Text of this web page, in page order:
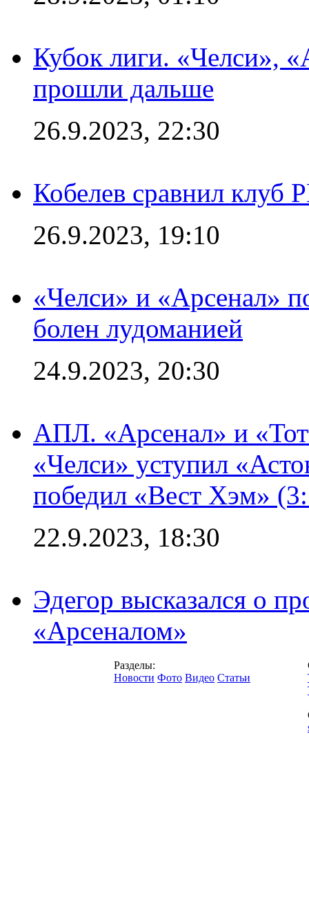
Кубок лиги. «Челси»,
прошли дальше
26.9.2023, 22:30
Кобелев сравнил клуб
26.9.2023, 19:10
«Челси» и «Арсенал»
болен лудоманией
24.9.2023, 20:30
АПЛ. «Арсенал» и
«Челси» уступил
победил «Вест Хэм»
22.9.2023, 18:30
Эдегор высказался о
«Арсеналом»
Разделы:
Новости Фото Видео Статьи